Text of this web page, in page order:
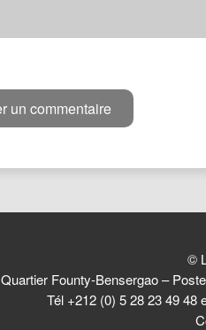
©
Quartier Founty-Bensergao –
Tél +212 (0) 5 28 23 49 48